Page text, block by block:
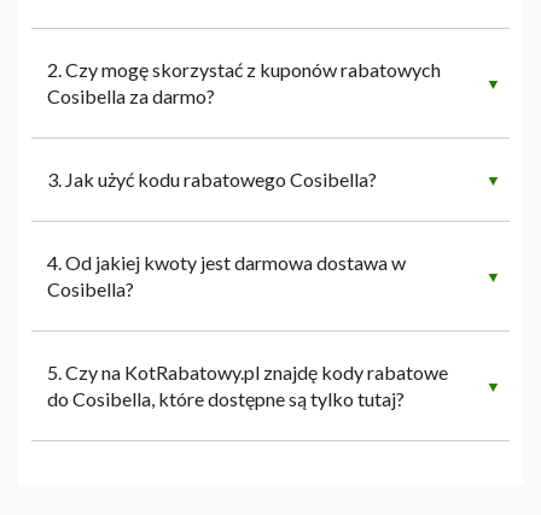
2. Czy mogę skorzystać z kuponów rabatowych
Cosibella za darmo?
▼
3. Jak użyć kodu rabatowego Cosibella? ▼
4. Od jakiej kwoty jest darmowa dostawa w
Cosibella?
▼
5. Czy na KotRabatowy.pl znajdę kody rabatowe
do Cosibella, które dostępne są tylko tutaj?
▼